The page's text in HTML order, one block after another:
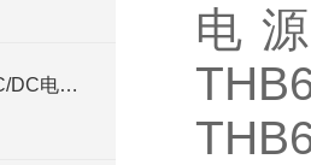
小尺寸，功率AC/DC,DC/DC电源模块西安浩南电子
电